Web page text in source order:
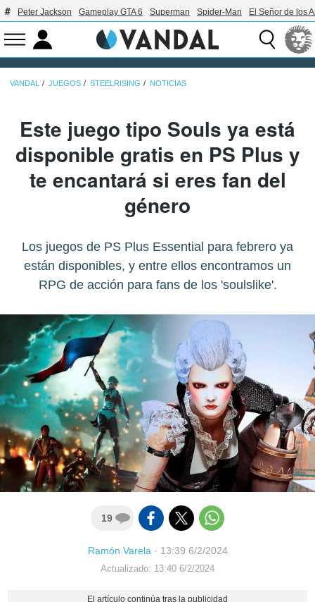
Peter Jackson Gameplay GTA 6 Superman Spider-Man El Señor de los
VANDAL JUEGOS STEELRISING NOTICIAS
Este juego tipo Souls ya está
disponible gratis en PS Plus y
te encantará si eres fan del
género
Los juegos de PS Plus Essential para febrero ya
están disponibles, y entre ellos encontramos un
RPG de acción para fans de los 'soulslike'.
19
Ramón Varela· 13:39 6/2/2024
Actualizado: 13:40 6/2/2024